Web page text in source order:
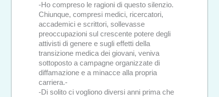
-Ho compreso le ragioni di questo silenzio.
Chiunque, compresi medici, ricercatori,
accademici e scrittori, sollevasse
preoccupazioni sul crescente potere degli
attivisti di genere e sugli effetti della
transizione medica dei giovani, veniva
sottoposto a campagne organizzate di
diffamazione e a minacce alla propria
carriera.-
-Di solito ci vogliono diversi anni prima che